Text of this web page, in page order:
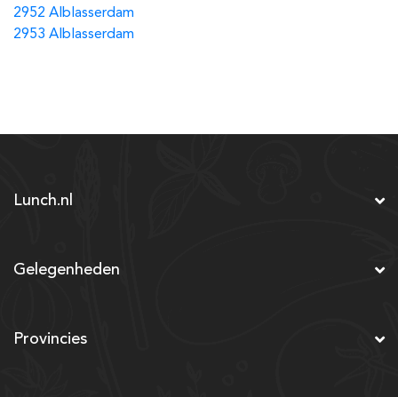
2952 Alblasserdam
2953 Alblasserdam
Lunch.nl
Gelegenheden
Provincies